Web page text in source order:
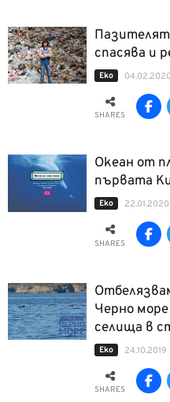
спасява и
Еко 04.02.2020
SHARES
Океан от
първата
Еко 22.01.2020
SHARES
Черно
селища в
Еко 24.10.2019
SHARES